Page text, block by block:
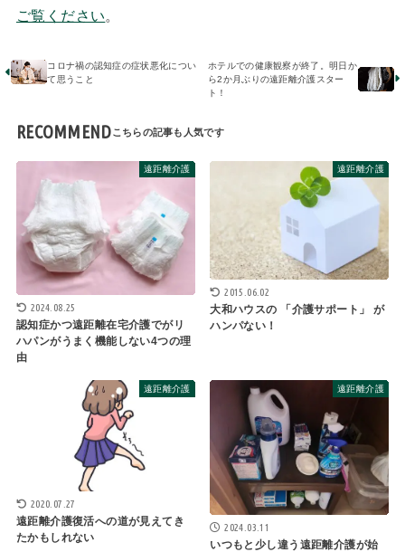
ご覧ください。
コロナ禍の認知症の症状悪化につい
て思うこと
ホテルでの健康観察が終了。明日か
ら2か月ぶりの遠距離介護スター
ト！
RECOMMEND
遠距離介護
2024.08.25
認知症かつ遠距離在宅介護でがリ
ハパンがうまく機能しない4つの理
由
遠距離介護
2015.06.02
大和ハウスの 「介護サポート」 が
ハンパない！
遠距離介護
2020.07.27
遠距離介護復活への道が見えてき
たかもしれない
遠距離介護
2024.03.11
いつもと少し違う遠距離介護が始